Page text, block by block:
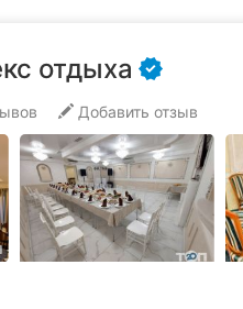
отдыха
Добавить отзыв